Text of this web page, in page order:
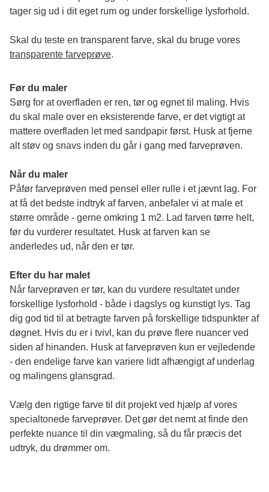
tager sig ud i dit eget rum og under forskellige lysforhold.
transparente farveprøve.
Før du maler
Sørg for at overfladen er ren, tør og egnet til maling. Hvis
du skal male over en eksisterende farve, er det vigtigt at
mattere overfladen let med sandpapir først. Husk at fjerne
alt støv og snavs inden du går i gang med farveprøven.
Når du maler
Påfør farveprøven med pensel eller rulle i et jævnt lag. For
at få det bedste indtryk af farven, anbefaler vi at male et
større område - gerne omkring 1 m2. Lad farven tørre helt,
før du vurderer resultatet. Husk at farven kan se
anderledes ud, når den er tør.
Efter du har malet
Når farveprøven er tør, kan du vurdere resultatet under
forskellige lysforhold - både i dagslys og kunstigt lys. Tag
dig god tid til at betragte farven på forskellige tidspunkter af
døgnet. Hvis du er i tvivl, kan du prøve flere nuancer ved
siden af hinanden. Husk at farveprøven kun er vejledende
- den endelige farve kan variere lidt afhængigt af underlag
og malingens glansgrad.
Vælg den rigtige farve til dit projekt ved hjælp af vores
specialtonede farveprøver. Det gør det nemt at finde den
perfekte nuance til din vægmaling, så du får præcis det
udtryk, du drømmer om.